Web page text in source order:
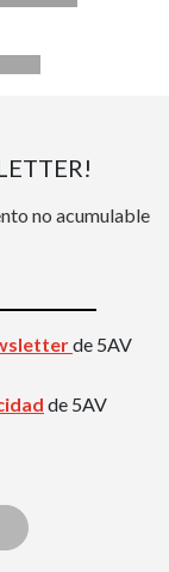
no acumulable
de 5AV
de 5AV